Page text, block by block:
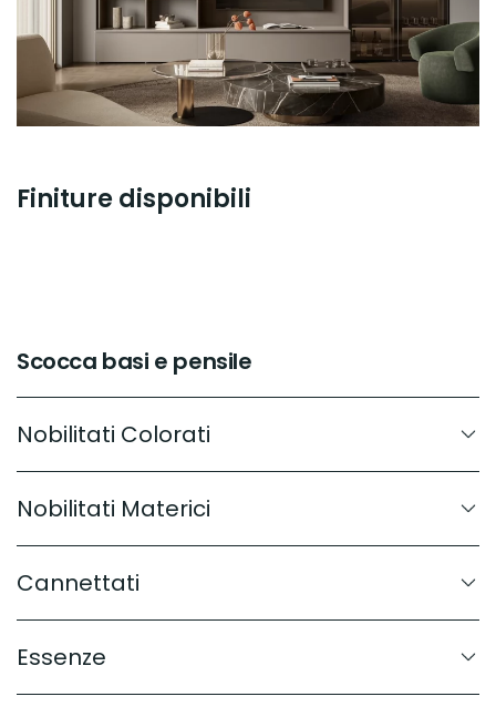
Finiture disponibili
Scocca basi e pensile
Nobilitati Colorati
Nobilitati Materici
Cannettati
Essenze